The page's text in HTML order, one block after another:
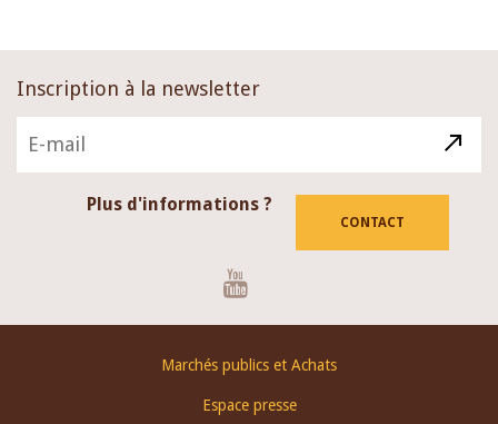
Inscription à la newsletter
Plus d'informations ?
CONTACT
Marchés publics et Achats
Espace presse